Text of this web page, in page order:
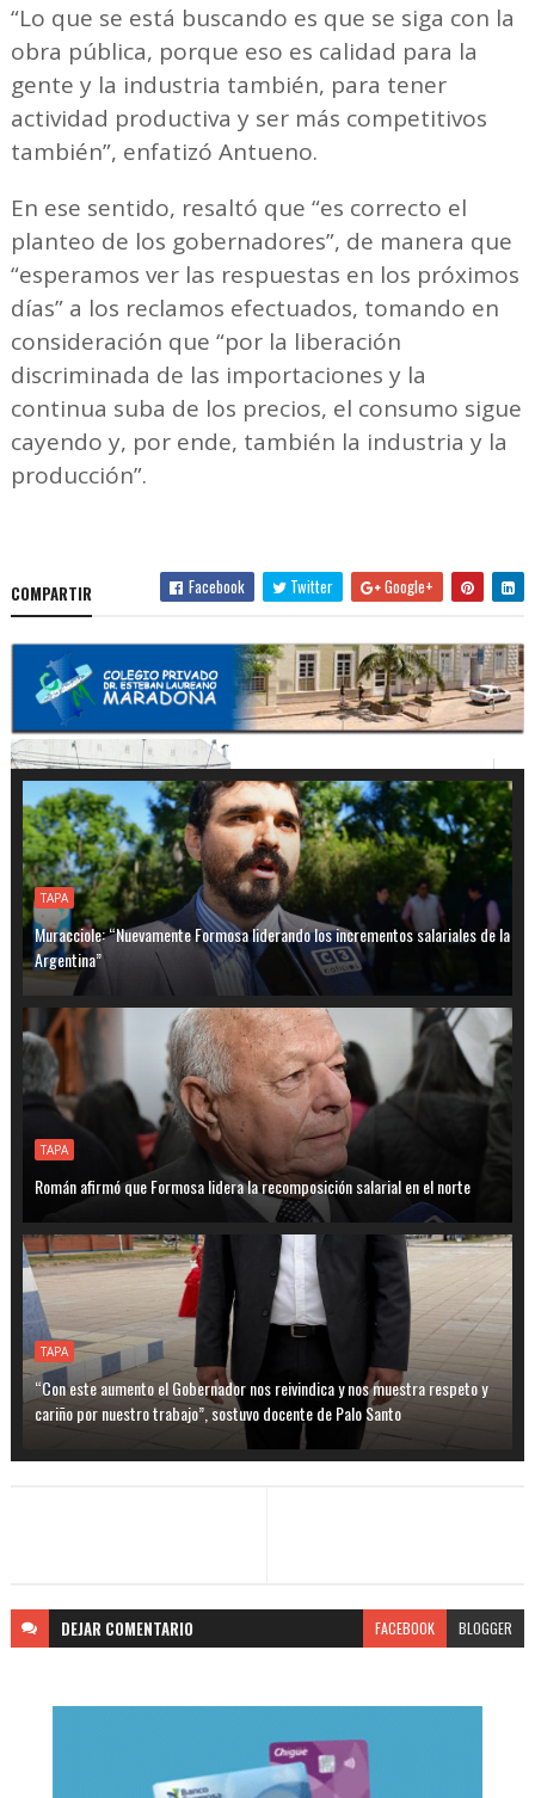
“Lo que se está buscando es que se siga con la
obra pública, porque eso es calidad para la
gente y la industria también, para tener
actividad productiva y ser más competitivos
también”, enfatizó Antueno.
En ese sentido, resaltó que “es correcto el
planteo de los gobernadores”, de manera que
“esperamos ver las respuestas en los próximos
días” a los reclamos efectuados, tomando en
consideración que “por la liberación
discriminada de las importaciones y la
continua suba de los precios, el consumo sigue
cayendo y, por ende, también la industria y la
producción”.
COMPARTIR Facebook Twitter Google+
TAPA
Muracciole: “Nuevamente Formosa liderando los incrementos salariales de la
Argentina”
TAPA
Román afirmó que Formosa lidera la recomposición salarial en el norte
TAPA
“Con este aumento el Gobernador nos reivindica y nos muestra respeto y
cariño por nuestro trabajo”, sostuvo docente de Palo Santo
DEJAR COMENTARIO FACEBOOK BLOGGER